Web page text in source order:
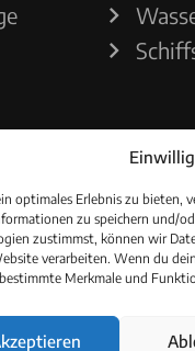
optimales Erlebnis zu bieten,
zu speichern und/
zustimmst, können wir
verarbeiten. Wenn du
Merkmale und